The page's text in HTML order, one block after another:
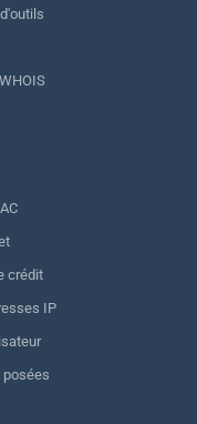
crédit
IP